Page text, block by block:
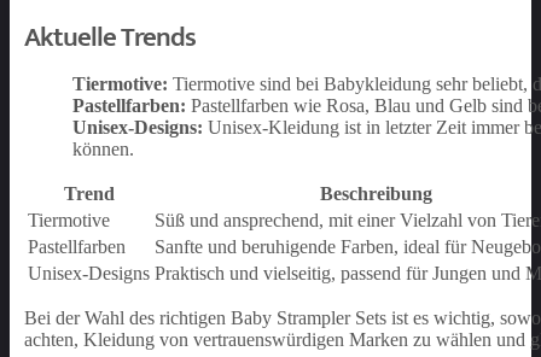
Aktuelle Trends
Tiermotive: Tiermotive sind bei Babykleidung sehr beliebt,
Pastellfarben: Pastellfarben wie Rosa, Blau und Gelb sind
Unisex-Designs: Unisex-Kleidung ist in letzter Zeit immer
können.
Trend
Beschreibung
Tiermotive
Süß und ansprechend, mit einer Vielzahl von
Pastellfarben
Sanfte und beruhigende Farben, ideal für
Unisex-Designs Praktisch und vielseitig, passend für Jungen und
Bei der Wahl des richtigen Baby Strampler Sets ist es wichtig,
achten, Kleidung von vertrauenswürdigen Marken zu wählen und